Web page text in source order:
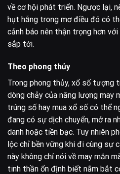
về cơ hội phát triển. Ngược lại,
hụt hẫng trong mơ điều đó có
cảnh báo nên thận trọng hơn
sắp tới.
Theo phong thủy
Trong phong thủy, xổ số tượng
dòng chảy của năng lượng may
trúng số hay mua xổ số có thể
đang có sự dịch chuyển, mở ra
danh hoặc tiền bạc. Tuy nhiên
lộc chỉ bền vững khi đi cùng sự
này không chỉ nói về may mắn
tinh thần ổn định biết nắm bắt